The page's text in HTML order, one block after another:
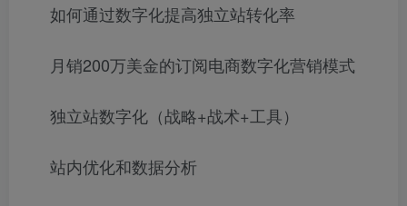
如何通过数字化提高独立站转化率
月销200万美金的订阅电商数字化营销模式
独立站数字化（战略+战术+工具）
站内优化和数据分析